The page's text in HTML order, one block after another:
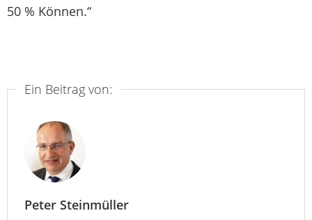
50 % Können.“
Ein Beitrag von:
Peter Steinmüller